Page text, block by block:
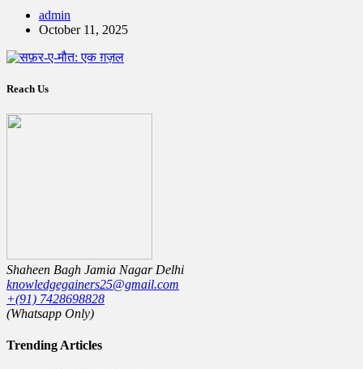
admin
October 11, 2025
Reach Us
Shaheen Bagh Jamia Nagar Delhi
knowledgegainers25@gmail.com
+(91) 7428698828
(Whatsapp Only)
Trending Articles